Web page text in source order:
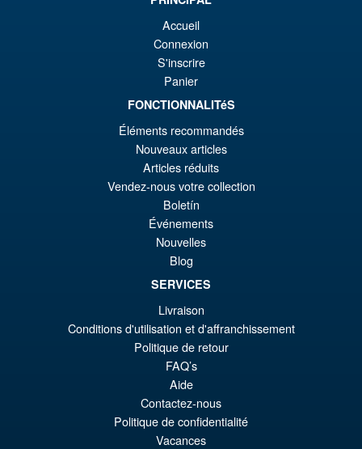
Bandai S.H.Figuarts One
Piece Shanks Summit War of
Marineford Action Figure
PRE ORDENA
S.H.MonsterArts Godzilla
Minus Zero (2026) Godzilla
Action Figure
PRE ORDENA
Accueil
Connexion
S'inscrire
Panier
FONCTIONNALITéS
Éléments recommandés
Nouveaux articles
Articles réduits
Vendez-nous votre collection
Boletín
Événements
Nouvelles
Blog
SERVICES
Livraison
Conditions d'utilisation et d'affranchissement
Politique de retour
FAQ’s
Aide
Contactez-nous
Politique de confidentialité
Vacances